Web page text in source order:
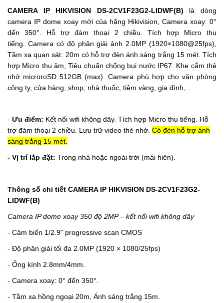
CAMERA IP HIKVISION DS-2CV1F23G2-LIDWF(B) là dòng
camera IP dome xoay mới của hãng Hikivision, Camera xoay: 0°
đến 350°. Hỗ trợ đàm thoại 2 chiều. Tích hợp Micro thu
tiếng. Camera có độ phân giải ảnh 2.0MP (1920×1080@25fps),
Tầm xa quan sát: 20m có hỗ trợ đèn ánh sáng trắng 15 mét.Tích
hợp Micro thu âm, Tiêu chuẩn chống bụi nước IP67. Khe cắm thẻ
nhớ microroSD 512GB (max). Camera phù hợp cho văn phòng
công ty, cửa hàng, shop, nhà thuốc, tiệm vàng, gia đình,...
- Ưu điểm: Kết nối wifi không dây. Tích hợp Micro thu tiếng.
Hỗ
trợ đàm thoại 2 chiều. Lưu trữ video thẻ nhớ. Có đèn hỗ trợ ánh
sáng trắng 15 mét.
- Vị trí lắp đặt: Trong nhà hoặc ngoài trời (mái hiên).
Thông số chi tiết CAMERA IP HIKVISION DS-2CV1F23G2-
LIDWF(B)
Camera IP dome xoay 350 độ 2MP – kết nối wifi không dây
- Cảm biến 1/2.9" progressive scan CMOS
- Độ phân giải tối đa 2.0MP (1920 × 1080/25fps)
- Ống kính 2.8mm/4mm.
- Camera xoay: 0° đến 350°.
- Tầm xa hồng ngoại 20m, Ánh sáng trắng 15m.